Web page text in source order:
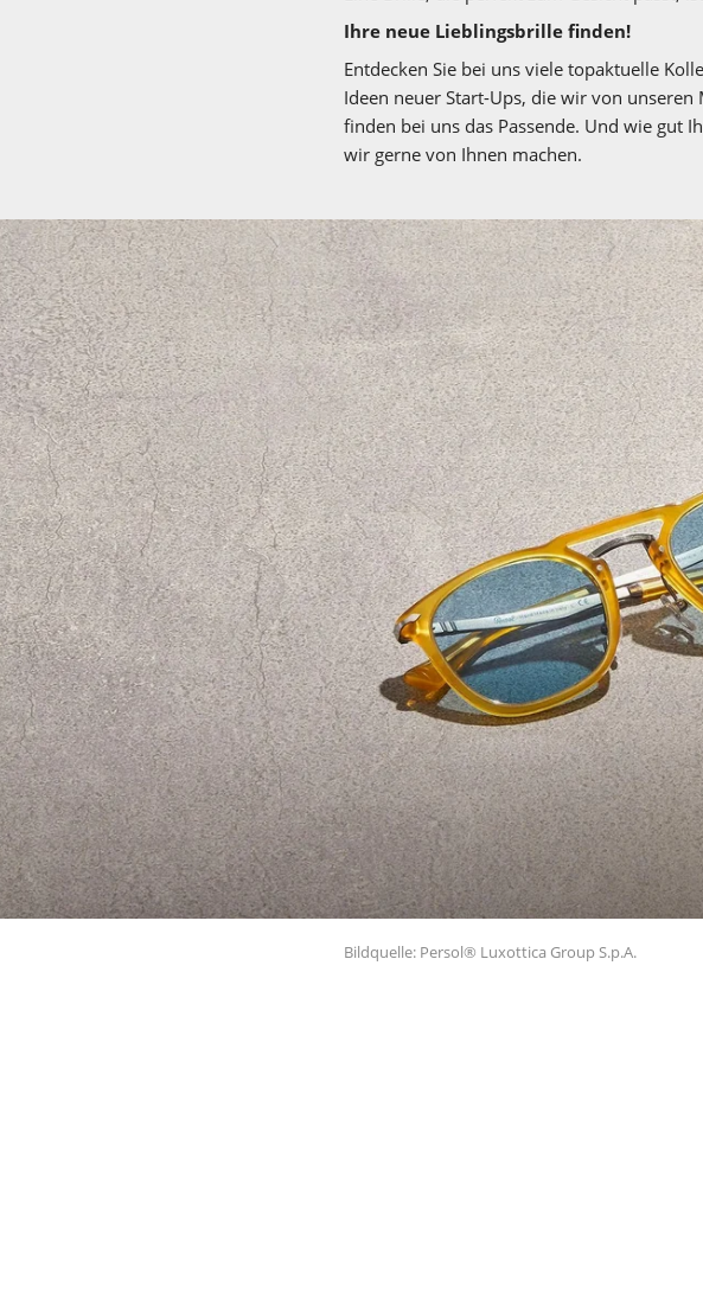
Ihre neue Lieblingsbrille finden!
Entdecken Sie bei uns viele topaktuelle
Ideen neuer Start-Ups, die wir von
finden bei uns das Passende. Und wie gut
wir gerne von Ihnen machen.
Bildquelle: Persol® Luxottica Group S.p.A.